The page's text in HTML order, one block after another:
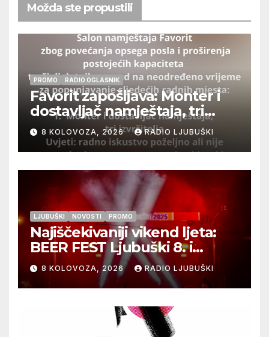
Možda ste propustili
PROMO RADIO OGLASNIK
Favorit zapošljava: Monter i
dostavljač namještaja, tri
izvršitelja
8 KOLOVOZA, 2026 RADIO LJUBUŠKI
LJUBUŠKI NOVOSTI PROMO
Najiščekivaniji vikend ljeta:
BEER FEST Ljubuški 8. i
9.kolovoza
8 KOLOVOZA, 2026 RADIO LJUBUŠKI